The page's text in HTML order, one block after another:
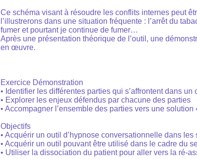
Ce schéma visant à résoudre les conflits internes peut
l’illustrerons dans une situation fréquente : l’arrêt du
fumer et pourtant je continue de fumer…
Après une présentation théorique de l’outil, une
en œuvre.
Exercice Démonstration
• Identifier les différentes parties qui s’affrontent dans un
• Explorer les enjeux défendus par chacune des parties
• Accompagner l’ensemble des parties vers une
Objectifs
• Acquérir un outil d’hypnose conversationnelle dans
• Acquérir un outil pouvant être utilisé dans le cadre du
• Utiliser la dissociation du patient pour aller vers la ré-